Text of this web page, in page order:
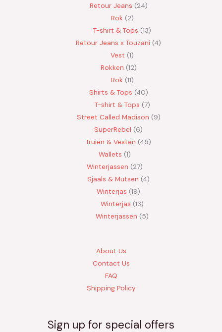
Retour Jeans 24
Rok 2
T-shirt & Tops 13
Retour Jeans x Touzani 4
Vest 1
Rokken 12
Rok 11
Shirts & Tops 40
T-shirt & Tops 7
Street Called Madison 9
SuperRebel
6
Truien & Vesten 45
Wallets 1
Winterjassen
27
Sjaals & Mutsen 4
Winterjas 19
Winterjas 13
Winterjassen
5
About Us
Contact Us
FAQ
Shipping Policy
Sign up for special offers